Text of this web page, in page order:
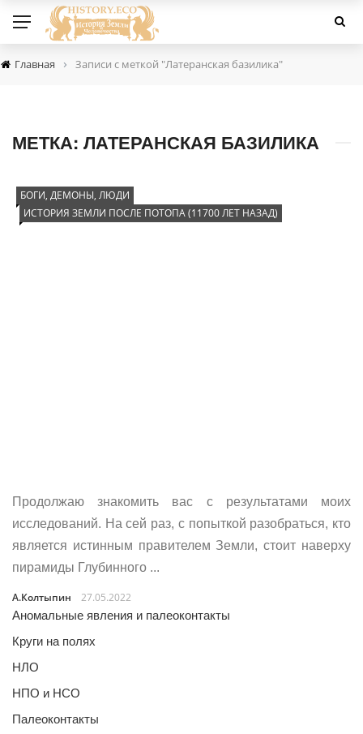
Главная › Записи с меткой "Латеранская базилика"
МЕТКА: ЛАТЕРАНСКАЯ БАЗИЛИКА
БОГИ, ДЕМОНЫ, ЛЮДИ
ИСТОРИЯ ЗЕМЛИ ПОСЛЕ ПОТОПА (11700 ЛЕТ НАЗАД)
Продолжаю знакомить вас с результатами моих
исследований. На сей раз, с попыткой разобраться, кто
является истинным правителем Земли, стоит наверху
пирамиды Глубинного ...
А.Колтыпин
27.05.2022
Аномальные явления и палеоконтакты
Круги на полях
НЛО
НПО и НСО
Палеоконтакты